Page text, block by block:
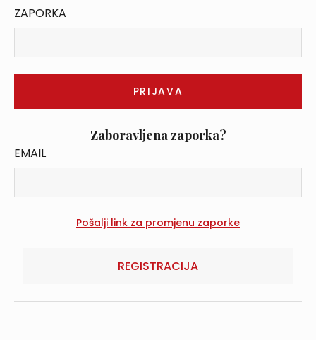
ZAPORKA
Zaboravljena zaporka?
EMAIL
REGISTRACIJA